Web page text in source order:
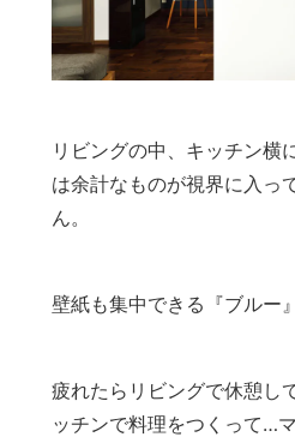
リビングの中、キッチン横
は余計なものが視界に入っ
ん。
壁紙も集中できる『ブルー
疲れたらリビングで休憩し
ッチンで料理をつくって…